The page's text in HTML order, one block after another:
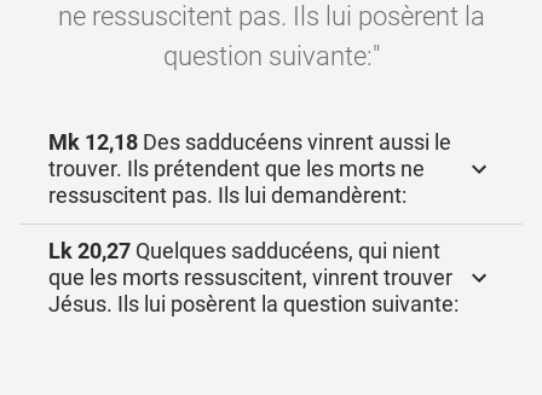
ne ressuscitent pas. Ils lui posèrent la
question suivante:"
Mk 12,18 Des sadducéens vinrent aussi le
trouver. Ils prétendent que les morts ne
ressuscitent pas. Ils lui demandèrent:
Lk 20,27 Quelques sadducéens, qui nient
que les morts ressuscitent, vinrent trouver
Jésus. Ils lui posèrent la question suivante: